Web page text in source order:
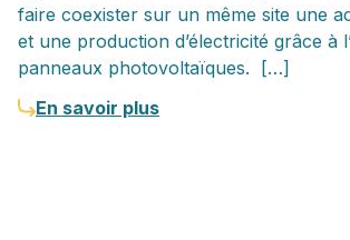
faire coexister sur un même site une
et une production d’électricité grâce à
panneaux photovoltaïques. […]
En savoir plus